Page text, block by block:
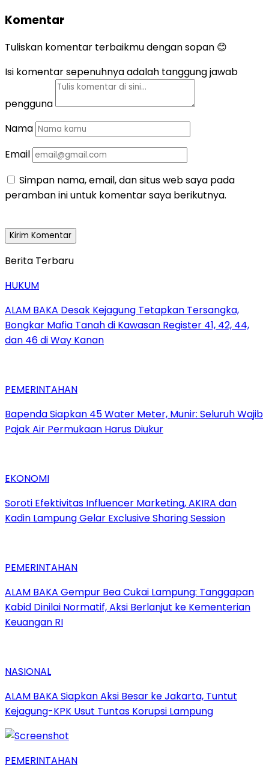
Komentar
Tuliskan komentar terbaikmu dengan sopan 😊
Isi komentar sepenuhnya adalah tanggung jawab
pengguna
Nama
Email
Simpan nama, email, dan situs web saya pada
peramban ini untuk komentar saya berikutnya.
Berita Terbaru
HUKUM
ALAM BAKA Desak Kejagung Tetapkan Tersangka,
Bongkar Mafia Tanah di Kawasan Register 41, 42, 44,
dan 46 di Way Kanan
PEMERINTAHAN
‎Bapenda Siapkan 45 Water Meter, Munir: Seluruh Wajib
Pajak Air Permukaan Harus Diukur
EKONOMI
Soroti Efektivitas Influencer Marketing, AKIRA dan
Kadin Lampung Gelar Exclusive Sharing Session
PEMERINTAHAN
ALAM BAKA Gempur Bea Cukai Lampung: Tanggapan
Kabid Dinilai Normatif, Aksi Berlanjut ke Kementerian
Keuangan RI
NASIONAL
ALAM BAKA Siapkan Aksi Besar ke Jakarta, Tuntut
Kejagung-KPK Usut Tuntas Korupsi Lampung
PEMERINTAHAN